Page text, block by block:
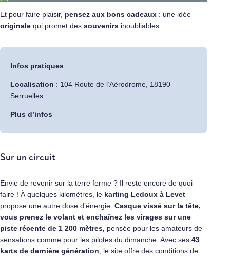
Et pour faire plaisir, pensez aux bons cadeaux : une idée
originale qui promet des souvenirs inoubliables.
Infos pratiques
Localisation : 104 Route de l’Aérodrome, 18190
Serruelles
Plus d’infos
Sur un circuit
Envie de revenir sur la terre ferme ? Il reste encore de quoi
faire ! À quelques kilomètres, le karting Ledoux à Levet
propose une autre dose d’énergie. Casque vissé sur la tête,
vous prenez le volant et enchaînez les virages sur une
piste récente de 1 200 mètres, pensée pour les amateurs de
sensations comme pour les pilotes du dimanche. Avec ses 43
karts de dernière génération , le site offre des conditions de